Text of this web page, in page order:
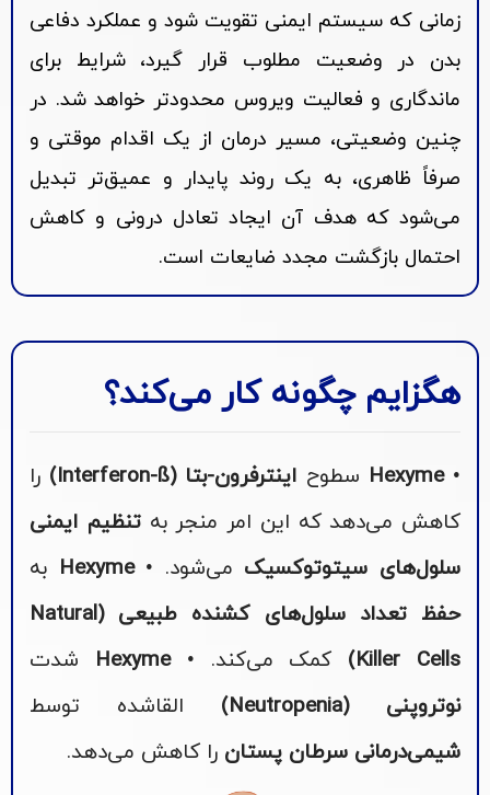
زمانی که سیستم ایمنی تقویت شود و عملکرد دفاعی
بدن در وضعیت مطلوب قرار گیرد، شرایط برای
ماندگاری و فعالیت ویروس محدودتر خواهد شد. در
چنین وضعیتی، مسیر درمان از یک اقدام موقتی و
صرفاً ظاهری، به یک روند پایدار و عمیق‌تر تبدیل
می‌شود که هدف آن ایجاد تعادل درونی و کاهش
احتمال بازگشت مجدد ضایعات است.
هگزایم چگونه کار می‌کند؟
•
Hexyme سطوح اینترفرون-بتا (Interferon-ß)
را
کاهش می‌دهد که این امر منجر بهتنظیم ایمنی
سلول‌های سیتوتوکسیک می‌شود. •Hexyme به
حفظ تعداد سلول‌های کشنده طبیعی (Natural
Killer Cells)
کمک می‌کند. •Hexyme شدت
نوتروپنی (Neutropenia)
القاشده توسط
شیمی‌درمانی سرطان پستان را کاهش می‌دهد.